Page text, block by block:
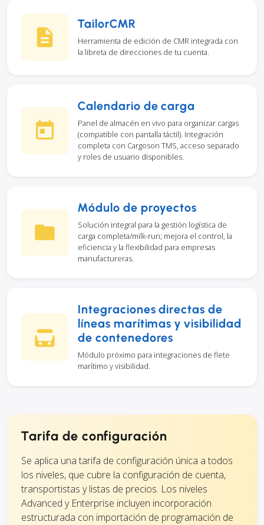
TailorCMR
Herramienta de edición de CMR integrada con
la libreta de direcciones de tu cuenta.
Calendario de carga
Panel de almacén en vivo para organizar cargas
(compatible con pantalla táctil). Integración
completa con Cargoson TMS, acceso separado
y roles de usuario disponibles.
Módulo de proyectos
Solución integral para la gestión logística de
carga completa/milk-run; mejora el control, la
eficiencia y la flexibilidad para empresas
manufactureras.
Integraciones directas de
líneas marítimas y visibilidad
de contenedores
Módulo próximo para integraciones de flete
marítimo y visibilidad.
Tarifa de configuración
Se aplica una tarifa de configuración única a todos
los niveles, que cubre la configuración de cuenta,
transportistas y listas de precios. Los niveles
Advanced y Enterprise incluyen incorporación
estructurada con importación de programación de